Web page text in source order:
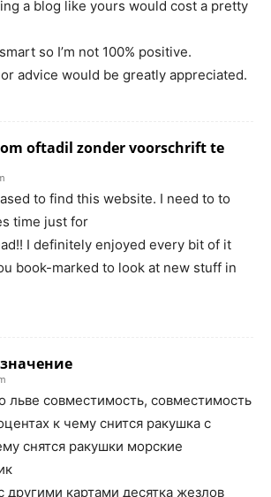
a blog like yours would cost a pretty
so I’m not 100% positive.
advice would be greatly appreciated.
oftadil zonder voorschrift te
to find this website. I need to to
time just for
I definitely enjoyed every bit of it
book-marked to look at new stuff in
льве совместимость, совместимость
к чему снится ракушка с
снятся ракушки морские
другими картами десятка жезлов